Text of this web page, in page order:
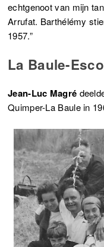
echtgenoot van mijn
Arrufat. Barthélémy
1957.”
La Baule-
Jean-Luc Magré
Quimper-La Baule in